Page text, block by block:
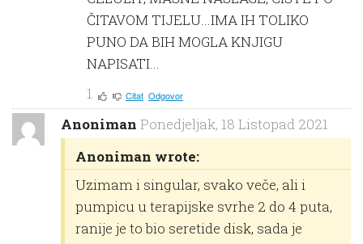
ČITAVOM TIJELU...IMA IH TOLIKO
PUNO DA BIH MOGLA KNJIGU
NAPISATI...
1
Citat Odgovor
Anoniman Ponedjeljak, 18 Listopad 2021
Anoniman wrote:
Uzimam i singular, svako veče, ali i
pumpicu u terapijske svrhe 2 do 4 puta,
ranije je to bio seretide disk, sada je